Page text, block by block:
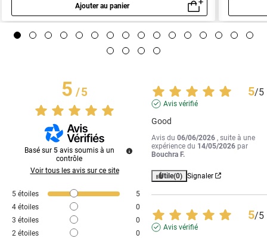
Ajouter au panier
Aperçu rapide
5/5
Basé sur 5 avis soumis à un
contrôle
Voir tous les avis sur ce site
5 étoiles
5
4 étoiles
0
3 étoiles
0
2 étoiles
0
5/5
Avis vérifié
Good
Avis du06/06/2026 , suite à une
expérience du 14/05/2026 par
Bouchra F.
Utile(0) Signaler
5/5
Avis vérifié